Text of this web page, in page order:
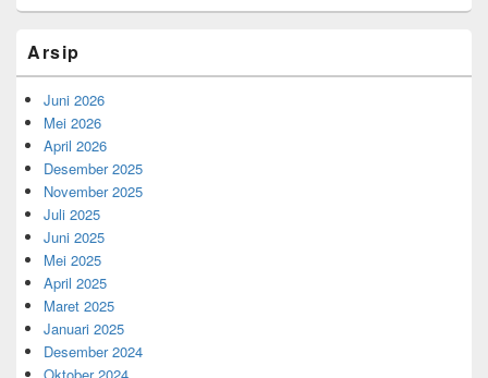
Arsip
Juni 2026
Mei 2026
April 2026
Desember 2025
November 2025
Juli 2025
Juni 2025
Mei 2025
April 2025
Maret 2025
Januari 2025
Desember 2024